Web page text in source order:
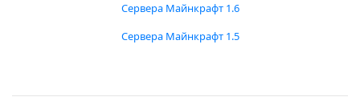
Сервера Майнкрафт 1.6
Сервера Майнкрафт 1.5